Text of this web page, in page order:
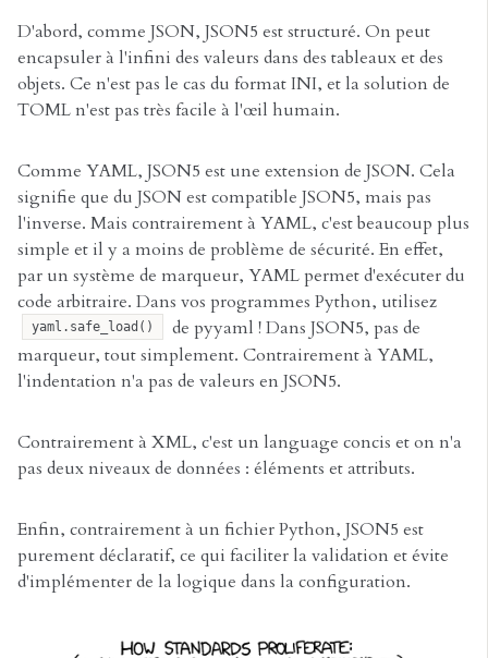
D'abord, comme JSON, JSON5 est structuré. On peut
encapsuler à l'infini des valeurs dans des tableaux et des
objets. Ce n'est pas le cas du format INI, et la solution de
TOML n'est pas très facile à l'œil humain.
Comme YAML, JSON5 est une extension de JSON. Cela
signifie que du JSON est compatible JSON5, mais pas
l'inverse. Mais contrairement à YAML, c'est beaucoup plus
simple et il y a moins de problème de sécurité. En effet,
par un système de marqueur, YAML permet d'exécuter du
code arbitraire. Dans vos programmes Python, utilisez
yaml.safe_load()
de pyyaml ! Dans JSON5, pas de
marqueur, tout simplement. Contrairement à YAML,
l'indentation n'a pas de valeurs en JSON5.
Contrairement à XML, c'est un language concis et on n'a
pas deux niveaux de données : éléments et attributs.
Enfin, contrairement à un fichier Python, JSON5 est
purement déclaratif, ce qui faciliter la validation et évite
d'implémenter de la logique dans la configuration.